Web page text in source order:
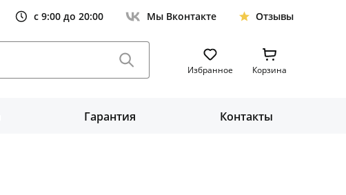
с 9:00 до 20:00 Мы Вконтакте Отзывы
Избранное Корзина
Гарантия Контакты